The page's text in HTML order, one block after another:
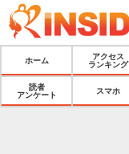
ホーム
アクセス
ランキング
読者
アンケート
スマホ